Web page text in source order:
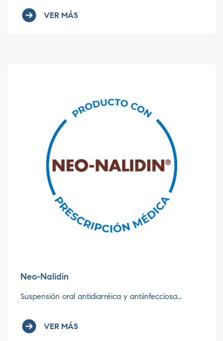
VER MÁS
Neo-Nalidin
Suspensión oral antidiarréica y antiinfecciosa...
VER MÁS